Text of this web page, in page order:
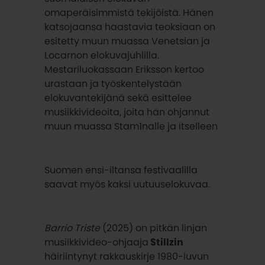
omaperäisimmistä tekijöistä. Hänen
katsojaansa haastavia teoksiaan on
esitetty muun muassa Venetsian ja
Locarnon elokuvajuhlilla.
Mestariluokassaan Eriksson kertoo
urastaan ja työskentelystään
elokuvantekijänä sekä esittelee
musiikkivideoita, joita hän ohjannut
muun muassa Stam1nalle ja itselleen
Suomen ensi-iltansa festivaalilla
saavat myös kaksi uutuuselokuvaa.
Barrio Triste (2025) on pitkän linjan
musiikkivideo-ohjaaja Stillzin
häiriintynyt rakkauskirje 1980-luvun